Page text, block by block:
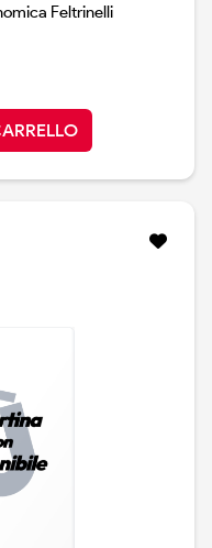
Feltrinelli